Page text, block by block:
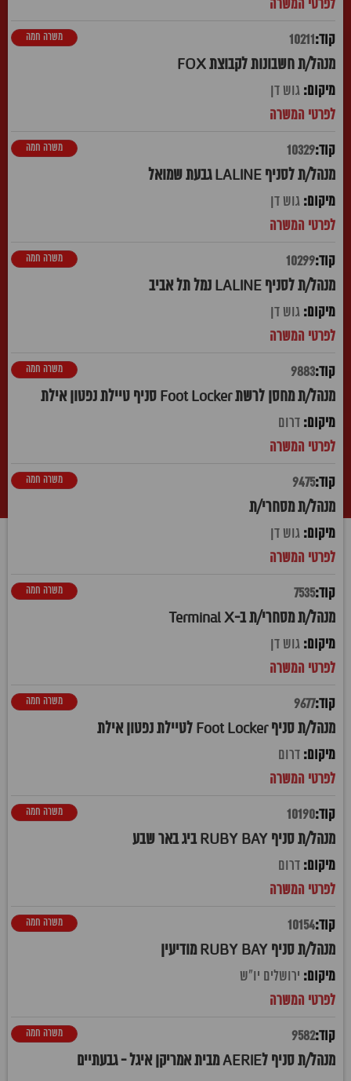
10211
מנהל/ת חשבונות לקבוצת FOX
משרה חמה
גוש דן
10329
מנהל/ת לסניף LALINE גבעת שמואל
משרה חמה
גוש דן
10299
מנהל/ת לסניף LALINE נמל תל אביב
משרה חמה
גוש דן
9883
מנהל/ת מחסן לרשת Foot Locker סניף טיילת נפטון אילת
משרה חמה
דרום
9475
מנהל/ת מסחרי/ת
משרה חמה
גוש דן
7535
מנהל/ת מסחרי/ת ב-Terminal X
משרה חמה
גוש דן
9677
מנהל/ת סניף Foot Locker לטיילת נפטון אילת
משרה חמה
דרום
10190
מנהל/ת סניף RUBY BAY ביג באר שבע
משרה חמה
דרום
10154
מנהל/ת סניף RUBY BAY מודיעין
משרה חמה
ירושלים יו"ש
9582
מנהל/ת סניף לAERIE מבית אמריקן איגל - גבעתיים
משרה חמה